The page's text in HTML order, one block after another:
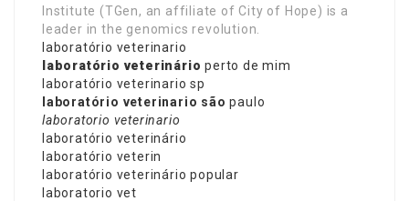
Institute (TGen, an affiliate of City of Hope) is a
leader in the genomics revolution.
laboratório veterinario
laboratório veterinário perto de mim
laboratório veterinario sp
laboratório veterinario são paulo
laboratorio veterinario
laboratório veterinário
laboratório veterin
laboratório veterinário popular
laboratorio vet